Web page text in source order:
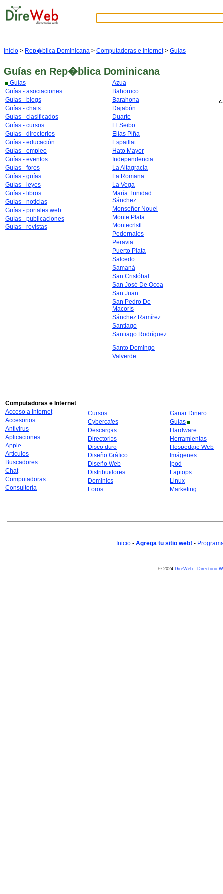
Inicio > Rep�blica Dominicana > Computadoras e Internet> Guías
Guías en Rep�blica Dominicana
Guías
Guías - asociaciones
Guías - blogs
Guías - chats
Guías - clasificados
Guías - cursos
Guías - directorios
Guías - educación
Guías - empleo
Guías - eventos
Guías - foros
Guías - guías
Guías - leyes
Guías - libros
Guías - noticias
Guías - portales web
Guías - publicaciones
Guías - revistas
Azua
Bahoruco
Barahona
Dajabón
Duarte
El Seibo
Elías Piña
Espaillat
Hato Mayor
Independencia
La Altagracia
La Romana
La Vega
María Trinidad
Sánchez
Monseñor Nouel
Monte Plata
Montecristi
Pedernales
Peravia
Puerto Plata
Salcedo
Samaná
San Cristóbal
San José De Ocoa
San Juan
San Pedro De
Macorís
Sánchez Ramírez
Santiago
Santiago Rodríguez
Santo Domingo
Valverde
Computadoras e Internet
Acceso a Internet
Accesorios
Antivirus
Aplicaciones
Apple
Artículos
Buscadores
Chat
Computadoras
Consultoría
Cursos
Cybercafes
Descargas
Directorios
Disco duro
Diseño Gráfico
Diseño Web
Distribuidores
Dominios
Foros
Ganar Dinero
Guías
Hardware
Herramientas
Hospedaje Web
Imágenes
Ipod
Laptops
Linux
Marketing
Inicio - Agrega tu sitio web! -
© 2024 DireWeb - Directorio